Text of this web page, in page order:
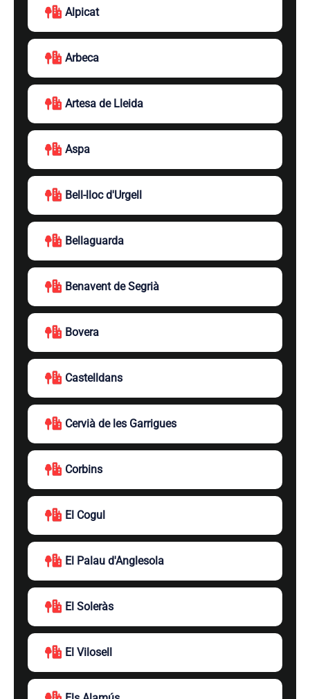
Alpicat
Arbeca
Artesa de Lleida
Aspa
Bell-lloc d'Urgell
Bellaguarda
Benavent de Segrià
Bovera
Castelldans
Cervià de les Garrigues
Corbins
El Cogul
El Palau d'Anglesola
El Soleràs
El Vilosell